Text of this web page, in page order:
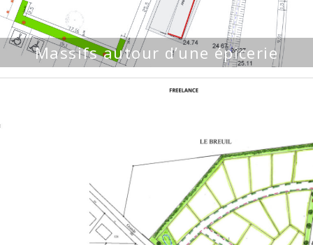
Massifs autour d’une épicerie